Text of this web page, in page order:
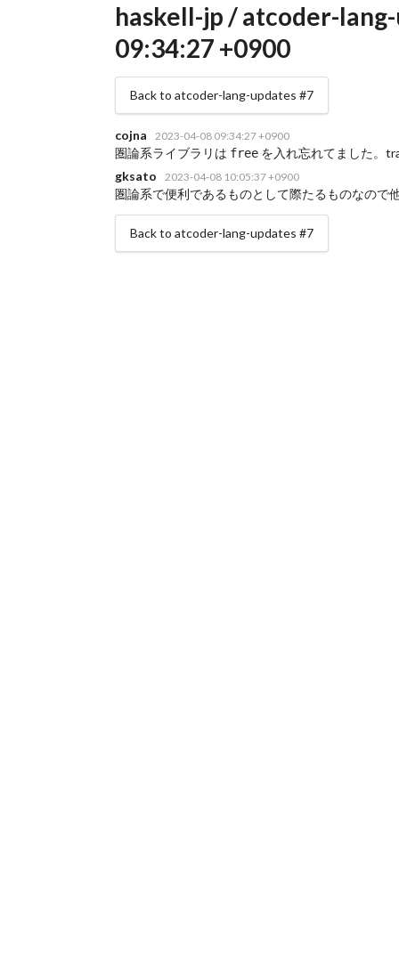
haskell-jp / atcoder-
09:34:27 +0900
Back to atcoder-lang-updates #7
cojna 2023-04-08 09:34:27 +0900
圏論系ライブラリは freeを入れ忘れてました。
gksato
2023-04-08 10:05:37 +0900
圏論系で便利であるものとして際たるものなので
Back to atcoder-lang-updates #7